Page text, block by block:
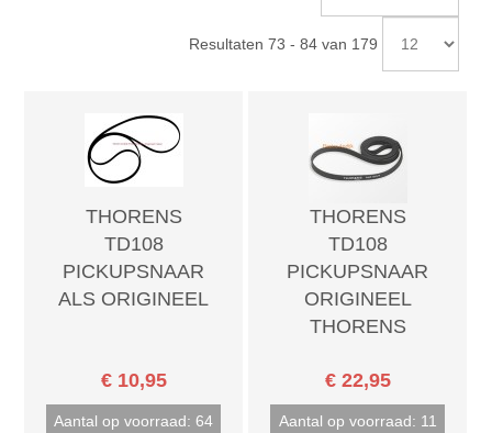
Resultaten 73 - 84 van 179
THORENS
TD108
PICKUPSNAAR
ALS ORIGINEEL
€ 10,95
Aantal op voorraad: 64
THORENS
TD108
PICKUPSNAAR
ORIGINEEL
THORENS
€ 22,95
Aantal op voorraad: 11